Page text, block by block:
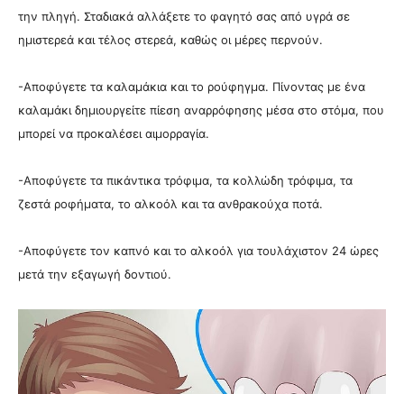
την πληγή. Σταδιακά αλλάξετε το φαγητό σας από υγρά σε
ημιστερεά και τέλος στερεά, καθώς οι μέρες περνούν.
-Αποφύγετε τα καλαμάκια και το ρούφηγμα. Πίνοντας με ένα
καλαμάκι δημιουργείτε πίεση αναρρόφησης μέσα στο στόμα, που
μπορεί να προκαλέσει αιμορραγία.
-Αποφύγετε τα πικάντικα τρόφιμα, τα κολλώδη τρόφιμα, τα
ζεστά ροφήματα, το αλκοόλ και τα ανθρακούχα ποτά.
-Αποφύγετε τον καπνό και το αλκοόλ για τουλάχιστον 24 ώρες
μετά την εξαγωγή δοντιού.